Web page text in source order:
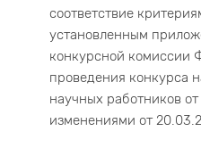
соответствие
установленным
конкурсной
проведения конкурса
научных работников
изменениями от